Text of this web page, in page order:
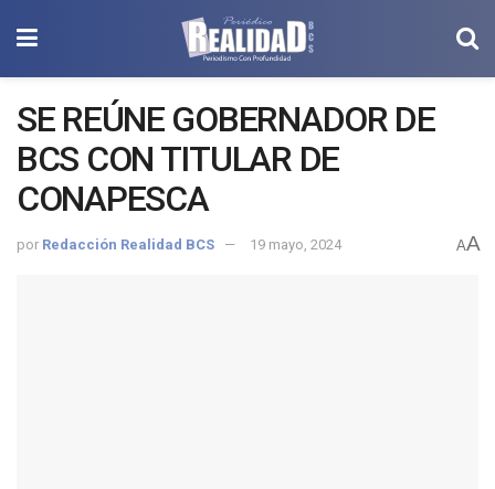
SE REÚNE GOBERNADOR DE
BCS CON TITULAR DE
CONAPESCA
por Redacción Realidad BCS 19 mayo, 2024 AA